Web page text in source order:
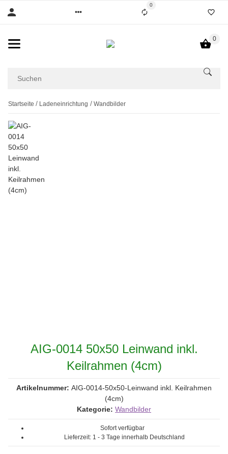
0
0
Startseite Ladeneinrichtung Wandbilder
AIG-0014 50x50 Leinwand inkl.
Keilrahmen (4cm)
Artikelnummer: AIG-0014-50x50-Leinwand inkl. Keilrahmen
(4cm)
Kategorie: Wandbilder
Sofort verfügbar
Lieferzeit: 1 - 3 Tage innerhalb Deutschland